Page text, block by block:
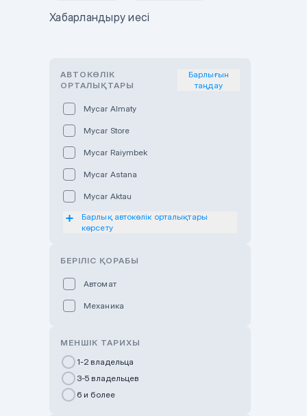
Хабарландыру иесі
АВТОКӨЛІК
ОРТАЛЫҚТАРЫ
Барлығын
таңдау
Mycar Almaty
Mycar Store
Mycar Raiymbek
Mycar Astana
Mycar Aktau
Mycar Uralsk
Haval & Tank Pavlodar
Bavaria Almaty
Mycar Shymkent
Changan Auto Nurly Zhol
Барлық автокөлік орталықтары
көрсету
БЕРІЛІС ҚОРАБЫ
Автомат
Механика
МЕНШІК ТАРИХЫ
1-2 владельца
3-5 владельцев
6 и более